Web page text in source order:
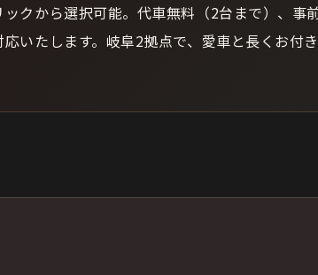
クから選択可能。代車無料（2台まで）、事
いたします。岐阜2拠点で、愛車と長くお付